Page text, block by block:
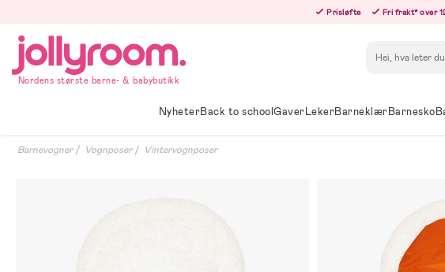
innehållet
Prisløfte Fri frakt* over
Nordens største barne- & babybutikk
NyheterBack to schoolGaverLekerBarneklærBarnesko
Barnevogner Vognposer Vintervognposer